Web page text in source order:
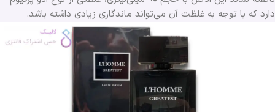
دارد که با توجه به غلظت آن می‌تواند ماندگاری زیادی داشته باشد.